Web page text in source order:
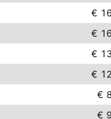
€
€
€
€
€
€